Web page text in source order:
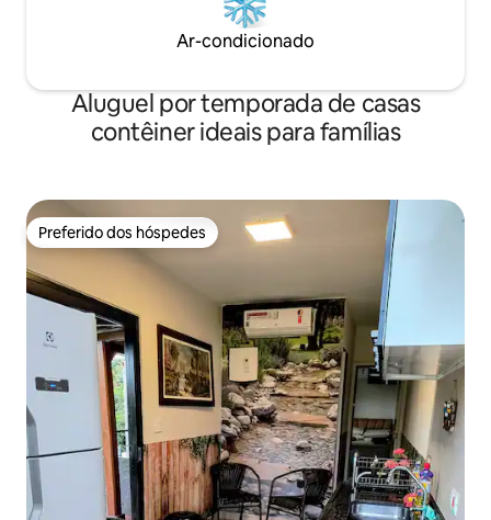
Ar-condicionado
Aluguel por temporada de casas
contêiner ideais para famílias
Preferido dos hóspedes
Preferido dos hóspedes